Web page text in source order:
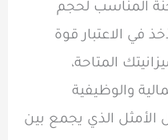
المناسب لحجم
في الاعتبار قوة
المتاحة،
والوظيفية
الأمثل الذي يجمع بين